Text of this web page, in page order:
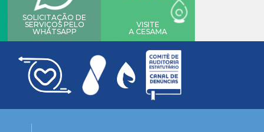
SOLICITAÇÃO DE
SERVIÇOS PELO
WHATSAPP
VISITE
A CESAMA